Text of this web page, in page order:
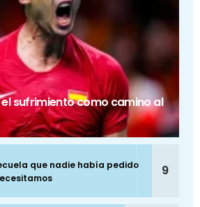
el sufrimiento como camino al
que nadie había pedido
9